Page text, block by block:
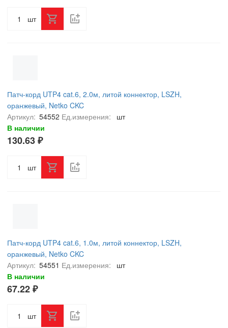
шт
Патч-корд UTP4 cat.6, 2.0м, литой коннектор, LSZH,
оранжевый, Netko CKC
Артикул: 54552 Ед.измерения:
шт
В наличии
130.63 ₽
шт
Патч-корд UTP4 cat.6, 1.0м, литой коннектор, LSZH,
оранжевый, Netko CKC
Артикул: 54551 Ед.измерения:
шт
В наличии
67.22 ₽
шт